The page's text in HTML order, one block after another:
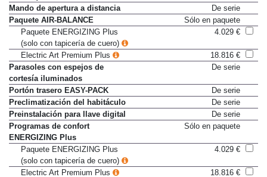
colores)
Mando de apertura a distancia
De serie
Paquete AIR-BALANCE
Sólo en paquete
Paquete ENERGIZING Plus
(solo con tapicería de cuero)
Electric Art Premium Plus
18.816 €
Parasoles con espejos de
cortesía iluminados
Portón trasero EASY-PACK
De serie
Preclimatización del habitáculo
De serie
Preinstalación para llave digital
De serie
Programas de confort
ENERGIZING Plus
Paquete ENERGIZING Plus
(solo con tapicería de cuero)